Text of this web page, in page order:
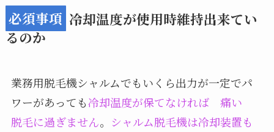
必須事項 冷却温度が使用時維持出来てい
るのか
業務用脱毛機シャルムでもいくら出力が一定でパ
ワーがあっても冷却温度が保てなければ 痛い
脱毛に過ぎません。 シャルム脱毛機は冷却装置も